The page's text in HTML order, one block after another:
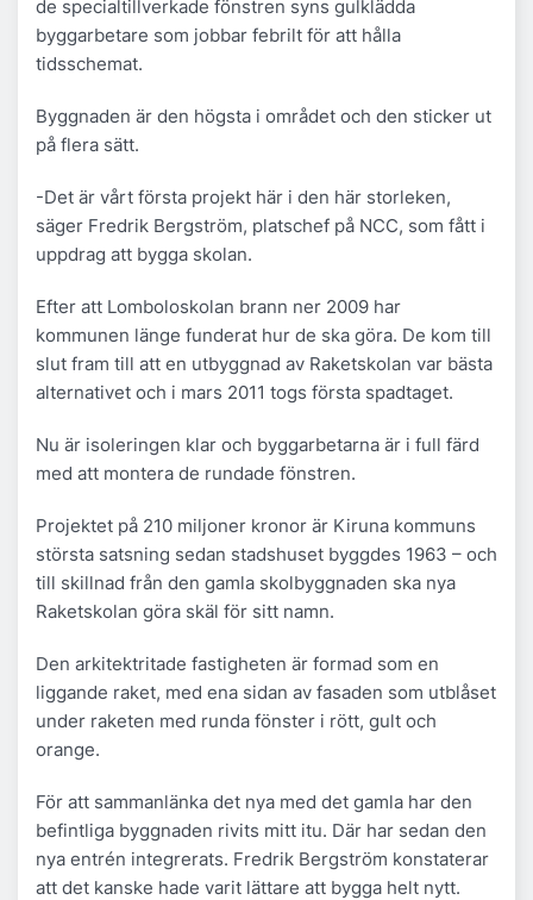
de specialtillverkade fönstren syns gulklädda
byggarbetare som jobbar febrilt för att hålla
tidsschemat.
Byggnaden är den högsta i området och den sticker ut
på flera sätt.
-Det är vårt första projekt här i den här storleken,
säger Fredrik Bergström, platschef på NCC, som fått i
uppdrag att bygga skolan.
Efter att Lomboloskolan brann ner 2009 har
kommunen länge funderat hur de ska göra. De kom till
slut fram till att en utbyggnad av Raketskolan var bästa
alternativet och i mars 2011 togs första spadtaget.
Nu är isoleringen klar och byggarbetarna är i full färd
med att montera de rundade fönstren.
Projektet på 210 miljoner kronor är Kiruna kommuns
största satsning sedan stadshuset byggdes 1963 – och
till skillnad från den gamla skolbyggnaden ska nya
Raketskolan göra skäl för sitt namn.
Den arkitektritade fastigheten är formad som en
liggande raket, med ena sidan av fasaden som utblåset
under raketen med runda fönster i rött, gult och
orange.
För att sammanlänka det nya med det gamla har den
befintliga byggnaden rivits mitt itu. Där har sedan den
nya entrén integrerats. Fredrik Bergström konstaterar
att det kanske hade varit lättare att bygga helt nytt.